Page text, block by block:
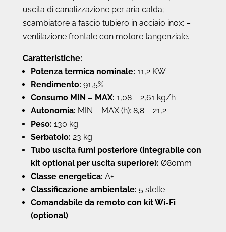
uscita di canalizzazione per aria calda; -
scambiatore a fascio tubiero in acciaio inox; –
ventilazione frontale con motore tangenziale.
Caratteristiche:
Potenza termica nominale: 11,2 KW
Rendimento: 91,5%
Consumo MIN – MAX: 1,08 – 2,61 kg/h
Autonomia: MIN – MAX (h): 8,8 – 21,2
Peso: 130 kg
Serbatoio: 23 kg
Tubo uscita fumi posteriore (integrabile con
kit optional per uscita superiore): Ø80mm
Classe energetica: A+
Classificazione ambientale: 5 stelle
Comandabile da remoto con kit Wi-Fi
(optional)